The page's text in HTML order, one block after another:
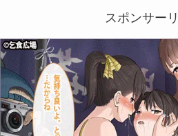
スポンサー